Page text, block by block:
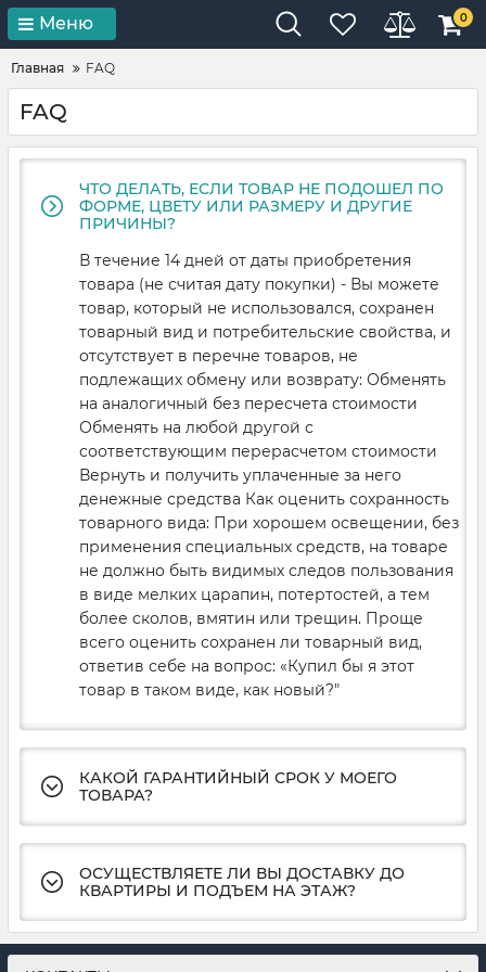
Меню 0
Главная FAQ
FAQ
ЧТО ДЕЛАТЬ, ЕСЛИ ТОВАР НЕ ПОДОШЕЛ ПО
ФОРМЕ, ЦВЕТУ ИЛИ РАЗМЕРУ И ДРУГИЕ
ПРИЧИНЫ?
В течение 14 дней от даты приобретения
товара (не считая дату покупки) - Вы можете
товар, который не использовался, сохранен
товарный вид и потребительские свойства, и
отсутствует в перечне товаров, не
подлежащих обмену или возврату: Обменять
на аналогичный без пересчета стоимости
Обменять на любой другой с
соответствующим перерасчетом стоимости
Вернуть и получить уплаченные за него
денежные средства Как оценить сохранность
товарного вида: При хорошем освещении, без
применения специальных средств, на товаре
не должно быть видимых следов пользования
в виде мелких царапин, потертостей, а тем
более сколов, вмятин или трещин. Проще
всего оценить сохранен ли товарный вид,
ответив себе на вопрос: «Купил бы я этот
товар в таком виде, как новый?"
КАКОЙ ГАРАНТИЙНЫЙ СРОК У МОЕГО
ТОВАРА?
ОСУЩЕСТВЛЯЕТЕ ЛИ ВЫ ДОСТАВКУ ДО
КВАРТИРЫ И ПОДЪЕМ НА ЭТАЖ?